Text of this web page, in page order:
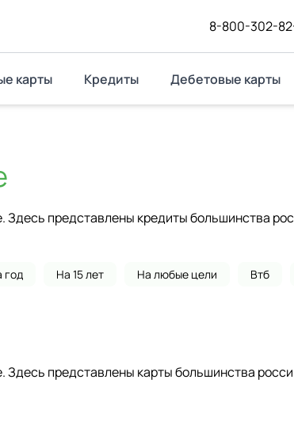
8-800-302-
карты Кредиты Дебетовые карты
представлены кредиты большинства
год На 15 лет На любые цели Втб
представлены карты большинства